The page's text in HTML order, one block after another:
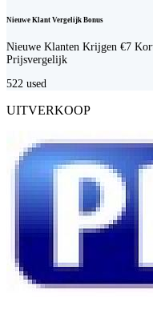
Nieuwe Klant Vergelijk Bonus
Nieuwe Klanten Krijgen €7
Prijsvergelijk
522 used
UITVERKOOP